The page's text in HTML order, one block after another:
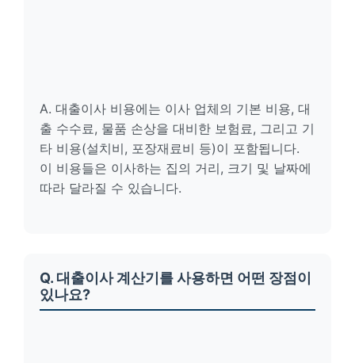
A. 대출이사 비용에는 이사 업체의 기본 비용, 대
출 수수료, 물품 손상을 대비한 보험료, 그리고 기
타 비용(설치비, 포장재료비 등)이 포함됩니다.
이 비용들은 이사하는 집의 거리, 크기 및 날짜에
따라 달라질 수 있습니다.
Q. 대출이사 계산기를 사용하면 어떤 장점이
있나요?